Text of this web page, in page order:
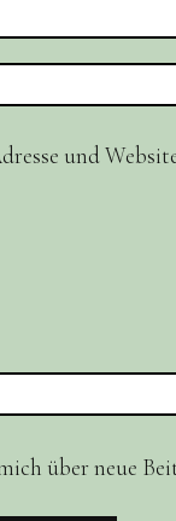
und
über neue